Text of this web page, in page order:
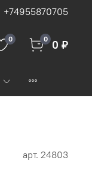
+74955870705
0 0 0 ₽
арт. 24803